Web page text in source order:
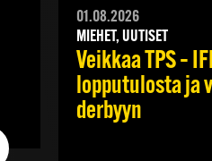
01.08.2026
MIEHET, UUTISET
Veikkaa TPS –
lopputulosta ja
derbyyn